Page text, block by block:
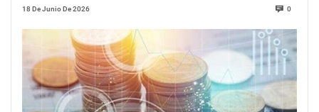
18 De Junio De 2026 0